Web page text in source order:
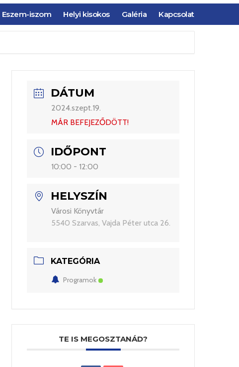
Eszem-iszom Helyi kisokos Galéria Kapcsolat
DÁTUM
2024.szept.19.
MÁR BEFEJEZŐDÖTT!
IDŐPONT
10:00 - 12:00
HELYSZÍN
Városi Könyvtár
5540 Szarvas, Vajda Péter utca 26.
KATEGÓRIA
Programok
TE IS MEGOSZTANÁD?